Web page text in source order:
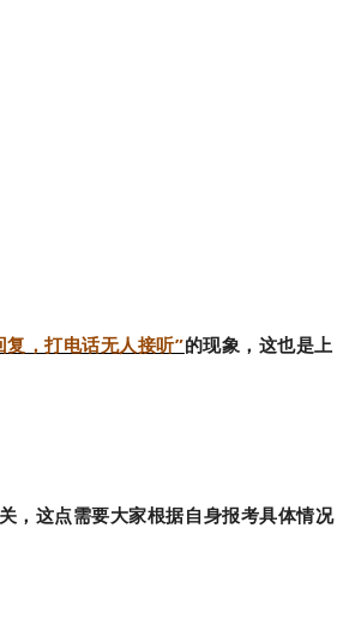
，打电话无人接听”的现象，这也是上
，这点需要大家根据自身报考具体情况